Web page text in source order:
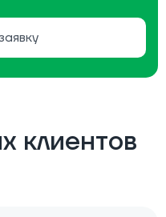
клиентов